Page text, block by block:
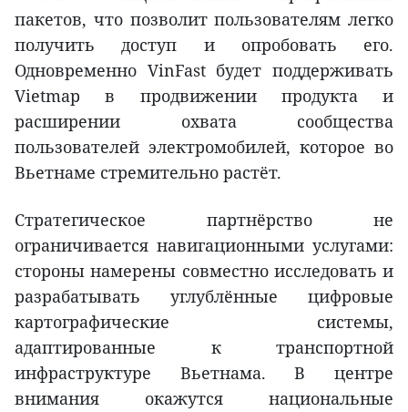
пакетов, что позволит пользователям легко
получить доступ и опробовать его.
Одновременно VinFast будет поддерживать
Vietmap в продвижении продукта и
расширении охвата сообщества
пользователей электромобилей, которое во
Вьетнаме стремительно растёт.
Стратегическое партнёрство не
ограничивается навигационными услугами:
стороны намерены совместно исследовать и
разрабатывать углублённые цифровые
картографические системы,
адаптированные к транспортной
инфраструктуре Вьетнама. В центре
внимания окажутся национальные